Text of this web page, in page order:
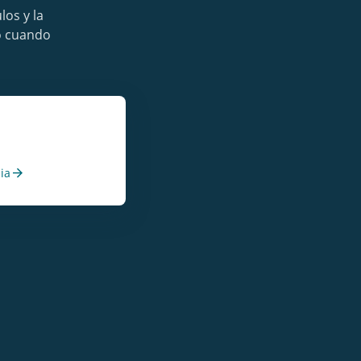
y la
cuando
arrow_forward